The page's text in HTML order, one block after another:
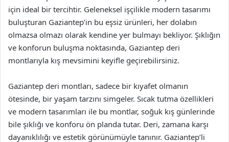
için ideal bir tercihtir. Geleneksel işçilikle modern tasarımı
buluşturan Gaziantep’in bu eşsiz ürünleri, her dolabın
olmazsa olmazı olarak kendine yer bulmayı bekliyor. Şıklığın
ve konforun buluşma noktasında, Gaziantep deri
montlarıyla kış mevsimini keyifle geçirebilirsiniz.
Gaziantep deri montları, sadece bir kıyafet olmanın
ötesinde, bir yaşam tarzını simgeler. Sıcak tutma özellikleri
ve modern tasarımları ile bu montlar, soğuk kış günlerinde
bile şıklığı ve konforu ön planda tutar. Deri, zamana karşı
dayanıklılığı ve estetik görünümüyle tanınır. Gaziantep’li